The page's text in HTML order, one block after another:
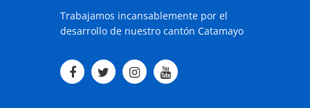
Trabajamos incansablemente por el
desarrollo de nuestro cantón Catamayo